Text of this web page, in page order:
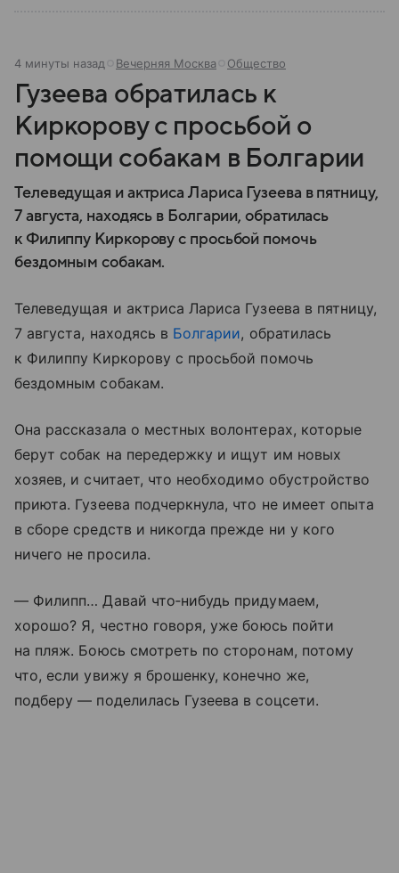
4 минуты назад Вечерняя Москва Общество
Гузеева обратилась к
Киркорову с просьбой о
помощи собакам в Болгарии
Телеведущая и актриса Лариса Гузеева в пятницу,
7 августа, находясь в Болгарии, обратилась
к Филиппу Киркорову с просьбой помочь
бездомным собакам.
Телеведущая и актриса Лариса Гузеева в пятницу,
7 августа, находясь в Болгарии, обратилась
к Филиппу Киркорову с просьбой помочь
бездомным собакам.
Она рассказала о местных волонтерах, которые
берут собак на передержку и ищут им новых
хозяев, и считает, что необходимо обустройство
приюта. Гузеева подчеркнула, что не имеет опыта
в сборе средств и никогда прежде ни у кого
ничего не просила.
— Филипп… Давай что‑нибудь придумаем,
хорошо? Я, честно говоря, уже боюсь пойти
на пляж. Боюсь смотреть по сторонам, потому
что, если увижу я брошенку, конечно же,
подберу — поделилась Гузеева в соцсети.